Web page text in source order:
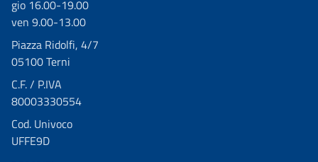
gio 16.00-19.00
ven 9.00-13.00
Piazza Ridolfi, 4/7
05100 Terni
C.F. / P.IVA
80003330554
Cod. Univoco
UFFE9D